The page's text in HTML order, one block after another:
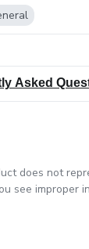
Asked
does not
see improper